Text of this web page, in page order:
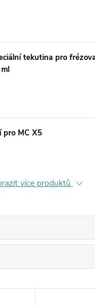
tekutina pro
pro MC X5
více produktů